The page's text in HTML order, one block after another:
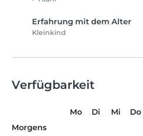
Erfahrung mit dem Alter
Kleinkind
Verfügbarkeit
Mo Di Mi Do
Morgens